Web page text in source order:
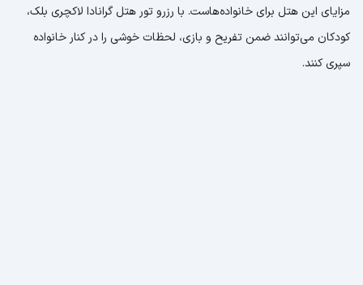
مزایای این هتل برای خانواده‌هاست. با رزرو تور هتل گرانادا لاکچری بلک،
کودکان می‌توانند ضمن تفریح و بازی، لحظات خوشی را در کنار خانواده
سپری کنند.